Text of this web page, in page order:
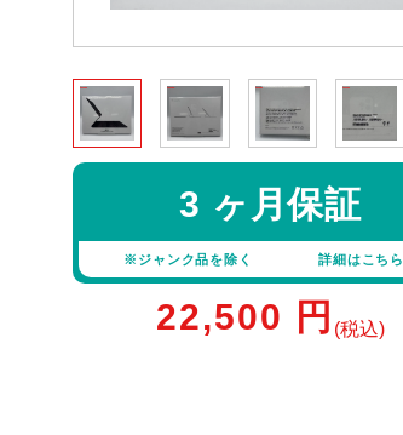
3 ヶ月保証
※ジャンク品を除く 詳細はこちら
22,500 円 (税込)